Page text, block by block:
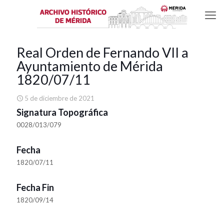
Real Orden de Fernando VII a
Ayuntamiento de Mérida
1820/07/11
5 de diciembre de 2021
Signatura Topográfica
0028/013/079
Fecha
1820/07/11
Fecha Fin
1820/09/14